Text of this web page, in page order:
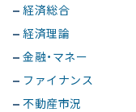
経済総合
経済理論
金融・マネー
ファイナンス
不動産市況